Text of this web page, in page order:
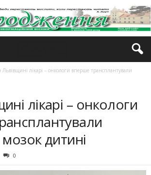
Львівщині лікарі – онкологи вперше трансплантували
лікарі – онкологи
мозок дитині
0